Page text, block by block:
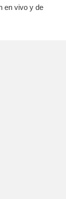
en vivo y de